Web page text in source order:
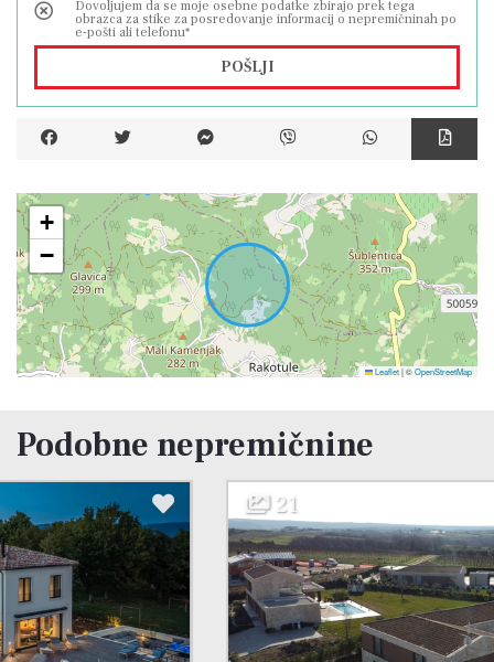
Dovoljujem da se moje osebne podatke zbirajo prek tega
obrazca za stike za posredovanje informacij o nepremičninah po
e-pošti ali telefonu*
POŠLJI
+
−
Leaflet|©OpenStreetMap
Podobne nepremičnine
21